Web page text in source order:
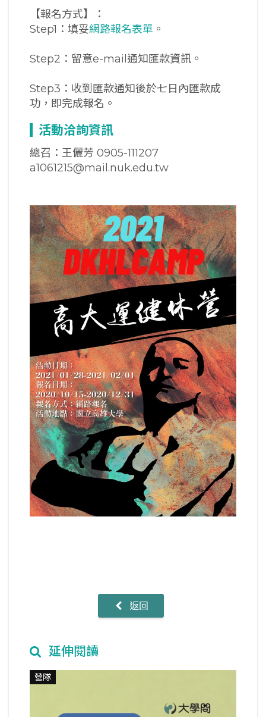
【報名方式】：
Step1：填妥網路報名表單 。
Step2：留意e-mail通知匯款資訊。
Step3：收到匯款通知後於七日內匯款成
功，即完成報名。
活動洽詢資訊
總召：王儷芳 0905-111207
a1061215@mail.nuk.edu.tw
返回
延伸閱讀
營隊